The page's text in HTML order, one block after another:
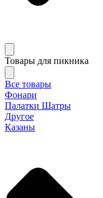
Товары для пикника
Все товары
Фонари
Палатки Шатры
Другое
Казаны